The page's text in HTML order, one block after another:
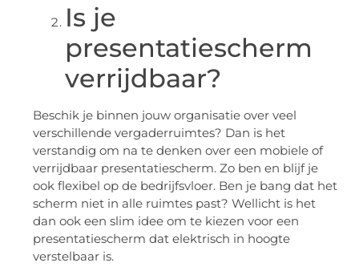
Is je
presentatiescherm
verrijdbaar?
Beschik je binnen jouw organisatie over veel
verschillende vergaderruimtes? Dan is het
verstandig om na te denken over een mobiele of
verrijdbaar presentatiescherm. Zo ben en blijf je
ook flexibel op de bedrijfsvloer. Ben je bang dat het
scherm niet in alle ruimtes past? Wellicht is het
dan ook een slim idee om te kiezen voor een
presentatiescherm dat elektrisch in hoogte
verstelbaar is.